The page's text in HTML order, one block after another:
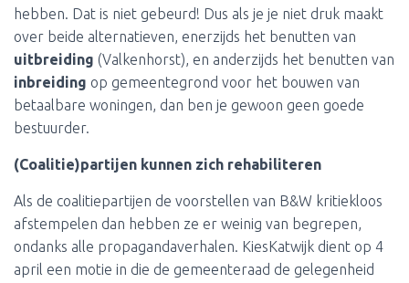
hebben. Dat is niet gebeurd! Dus als je je niet druk maakt
over beide alternatieven, enerzijds het benutten van
uitbreiding (Valkenhorst), en anderzijds het benutten van
inbreiding op gemeentegrond voor het bouwen van
betaalbare woningen, dan ben je gewoon geen goede
bestuurder.
(Coalitie)partijen kunnen zich rehabiliteren
Als de coalitiepartijen de voorstellen van B&W kritiekloos
afstempelen dan hebben ze er weinig van begrepen,
ondanks alle propagandaverhalen. KiesKatwijk dient op 4
april een motie in die de gemeenteraad de gelegenheid